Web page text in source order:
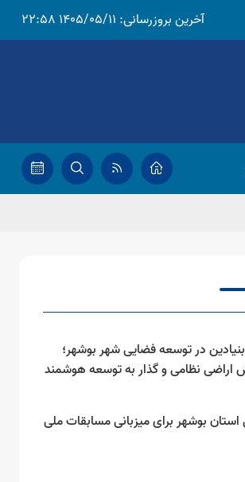
آخرین بروزرسانی: 1405/05/11 22:58
در توسعه فضایی شهر بوشهر؛
اراضی نظامی و گذار به توسعه هوشمند
استان بوشهر برای میزبانی مسابقات ملی